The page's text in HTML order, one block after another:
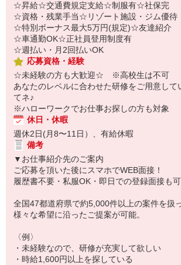
☆昇給☆交通費規定支給☆制服有☆社保完
☆資格・残業手当☆リゾート施設・ジム優待
☆特別ボーナス最大5万円(規定)☆友達紹介
☆車通勤OK☆正社員登用制度有
☆週払い・月2回払いOK
応募資格・経験
☆未経験の方も大歓迎☆ ※高校生は不可
あなたのレベルに合わせた研修をご用意して
てネ♪
※ハローワークでお仕事お探しの方も対象
休日・休暇
週休2日(月8〜11日）、有給休暇
備考
▼お仕事紹介先のご案内
ご応募を頂いた後にスマホでWEB面接！
履歴書不要・私服OK・即日での登録面接も
全国47都道府県で約5,000件以上の案件を扱
様々な希望に沿ったご提案が可能。
〈例〉
・未経験なので、研修が充実して欲しい
・時給1,600円以上を探している